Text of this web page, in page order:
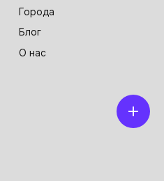
Города
Блог
О нас